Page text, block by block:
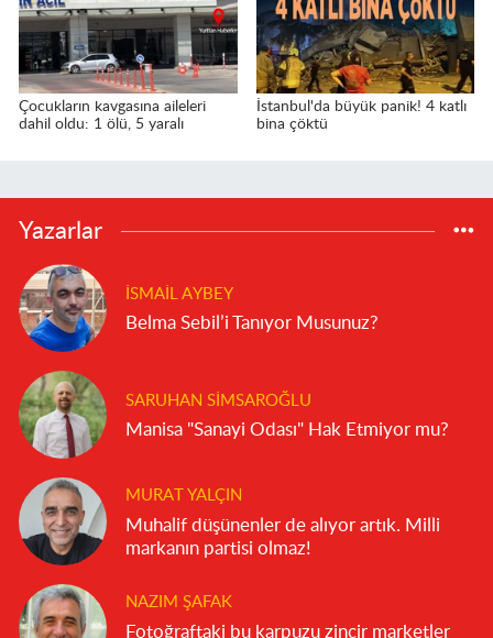
Çocukların kavgasına aileleri
dahil oldu: 1 ölü, 5 yaralı
İstanbul'da büyük panik! 4 katlı
bina çöktü
Yazarlar
İSMAIL AYBEY
Belma Sebil’i Tanıyor Musunuz?
SARUHAN SIMSAROĞLU
Manisa "Sanayi Odası" Hak Etmiyor mu?
MURAT YALÇIN
Muhalif düşünenler de alıyor artık. Milli
markanın partisi olmaz!
NAZIM ŞAFAK
Fotoğraftaki bu karpuzu zincir marketler